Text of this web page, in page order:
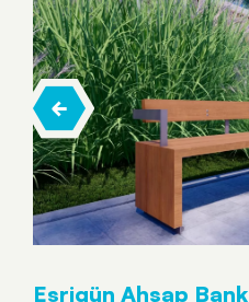
Esrigün Ahşap Bank